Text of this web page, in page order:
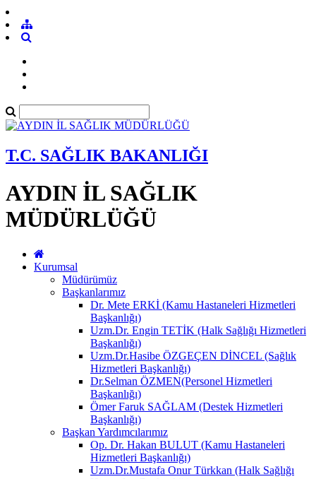
T.C. SAĞLIK BAKANLIĞI
AYDIN İL SAĞLIK
MÜDÜRLÜĞÜ
Kurumsal
Müdürümüz
Başkanlarımız
Dr. Mete ERKİ (Kamu Hastaneleri Hizmetleri
Başkanlığı)
Uzm.Dr. Engin TETİK (Halk Sağlığı Hizmetleri
Başkanlığı)
Uzm.Dr.Hasibe ÖZGEÇEN DİNCEL (Sağlık
Hizmetleri Başkanlığı)
Dr.Selman ÖZMEN(Personel Hizmetleri
Başkanlığı)
Ömer Faruk SAĞLAM (Destek Hizmetleri
Başkanlığı)
Başkan Yardımcılarımız
Op. Dr. Hakan BULUT (Kamu Hastaneleri
Hizmetleri Başkanlığı)
Uzm.Dr.Mustafa Onur Türkkan (Halk Sağlığı